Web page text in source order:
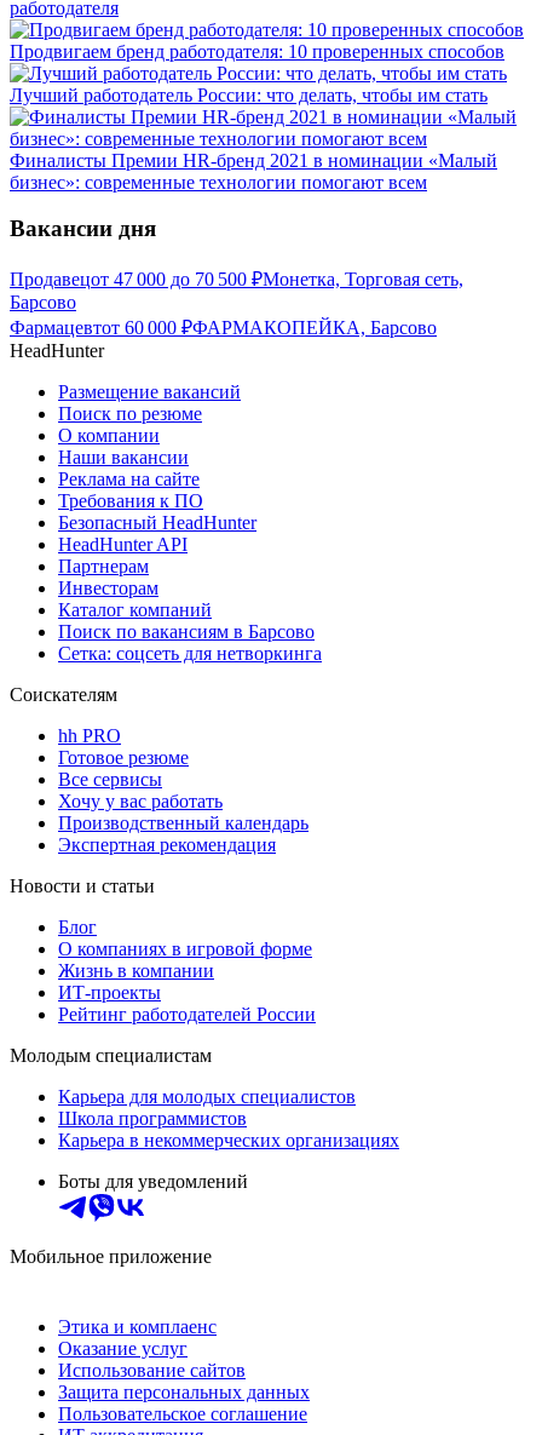
работодателя
Продвигаем бренд работодателя: 10 проверенных способов
Лучший работодатель России: что делать, чтобы им стать
Финалисты Премии HR-бренд 2021 в номинации «Малый
бизнес»: современные технологии помогают всем
Вакансии дня
Продавецот 47 000 до 70 500 ₽Монетка, Торговая сеть,
Барсово
Фармацевтот 60 000 ₽ФАРМАКОПЕЙКА, Барсово
HeadHunter
Размещение вакансий
Поиск по резюме
О компании
Наши вакансии
Реклама на сайте
Требования к ПО
Безопасный HeadHunter
HeadHunter API
Партнерам
Инвесторам
Каталог компаний
Поиск по вакансиям в Барсово
Сетка: соцсеть для нетворкинга
Соискателям
hh PRO
Готовое резюме
Все сервисы
Хочу у вас работать
Производственный календарь
Экспертная рекомендация
Новости и статьи
Блог
О компаниях в игровой форме
Жизнь в компании
ИТ-проекты
Рейтинг работодателей России
Молодым специалистам
Карьера для молодых специалистов
Школа программистов
Карьера в некоммерческих организациях
Боты для уведомлений
Мобильное приложение
Этика и комплаенс
Оказание услуг
Использование сайтов
Защита персональных данных
Пользовательское соглашение